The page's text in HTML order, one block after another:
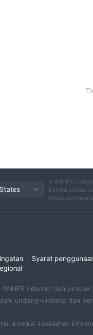
※ WikiFX
bahwa semua
langsung
Syarat
Internet dan
undang-undang dan
koreksi kesalahan